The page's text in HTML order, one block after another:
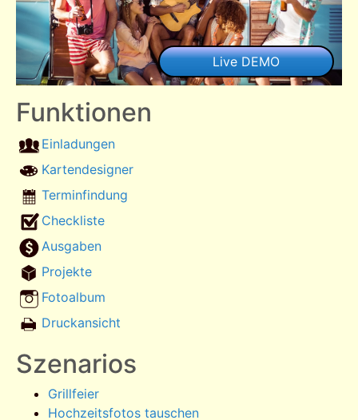
Funktionen
Einladungen
Kartendesigner
Terminfindung
Checkliste
Ausgaben
Projekte
Fotoalbum
Druckansicht
Szenarios
Grillfeier
Hochzeitsfotos tauschen